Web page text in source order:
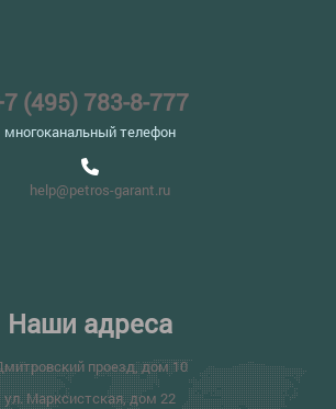
(495) 783-8-777
многоканальный телефон
help@petros-garant.ru
Наши адреса
проезд, дом 10
ул. Марксистская, дом 22